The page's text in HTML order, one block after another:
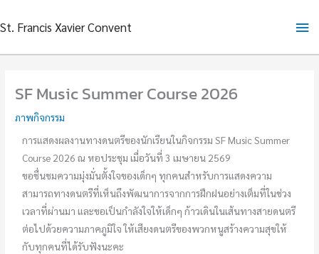
to
St. Francis Xavier Convent
SF Music Summer Course 2026
ภาพกิจกรรม
การแสดงผลงานทางดนตรีของนักเรียนในกิจกรรม SF Music Summer
Course 2026 ณ หอประชุม เมื่อวันที่ 3 เมษายน 2569
ขอชื่นชมความมุ่งมั่นตั้งใจของเด็กๆ ทุกคนสำหรับการแสดงความ
สามารถทางดนตรีที่เห็นถึงพัฒนาการจากการฝึกฝนอย่างเต็มที่ในช่วง
เวลาที่ผ่านมา และขอเป็นกำลังใจให้เด็กๆ ก้าวเดินในเส้นทางสายดนตรี
ต่อไปด้วยความภาคภูมิใจ ให้เสียงดนตรีของพวกหนูสร้างความสุขให้
กับทุกคนที่ได้รับฟังนะคะ